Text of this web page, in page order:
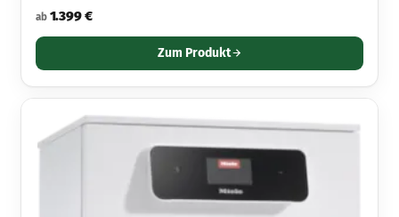
ab1.399 €
Zum Produkt